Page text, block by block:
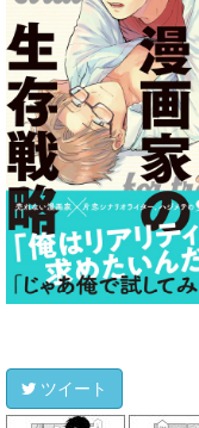
ツイート